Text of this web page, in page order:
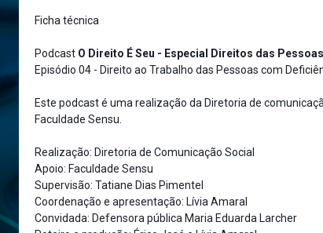
Ficha técnica
Podcast O Direito É Seu - Especial Direitos das
Episódio 04 - Direito ao Trabalho das Pessoas com
Este podcast é uma realização da Diretoria de
Faculdade Sensu.
Realização: Diretoria de Comunicação Social
Apoio: Faculdade Sensu
Supervisão: Tatiane Dias Pimentel
Coordenação e apresentação: Lívia Amaral
Convidada: Defensora pública Maria Eduarda Larcher